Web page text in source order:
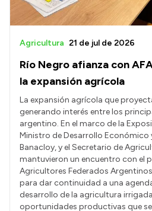
Río Negro afianza con
la expansión agrícola
Agricultura 21 de jul de 2026
La expansión agrícola que
generando interés entre los
argentino. En el marco de la
Ministro de Desarrollo Económico
Banacloy, y el Secretario de
mantuvieron un encuentro con el
Agricultores Federados
para dar continuidad a una
desarrollo de la agricultura
oportunidades productivas que